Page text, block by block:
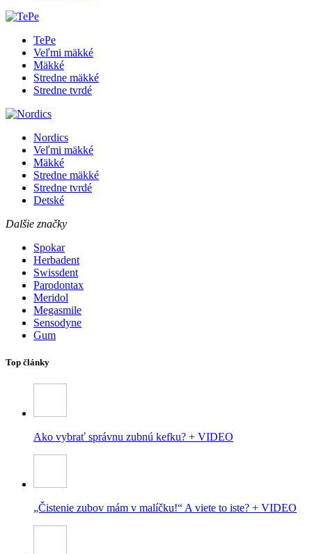
TePe
Veľmi mäkké
Mäkké
Stredne mäkké
Stredne tvrdé
Nordics
Veľmi mäkké
Mäkké
Stredne mäkké
Stredne tvrdé
Detské
Dalšie značky
Spokar
Herbadent
Swissdent
Parodontax
Meridol
Megasmile
Sensodyne
Gum
Top články
Ako vybrať správnu zubnú kefku? + VIDEO
„Čistenie zubov mám v malíčku!“ A viete to iste? + VIDEO